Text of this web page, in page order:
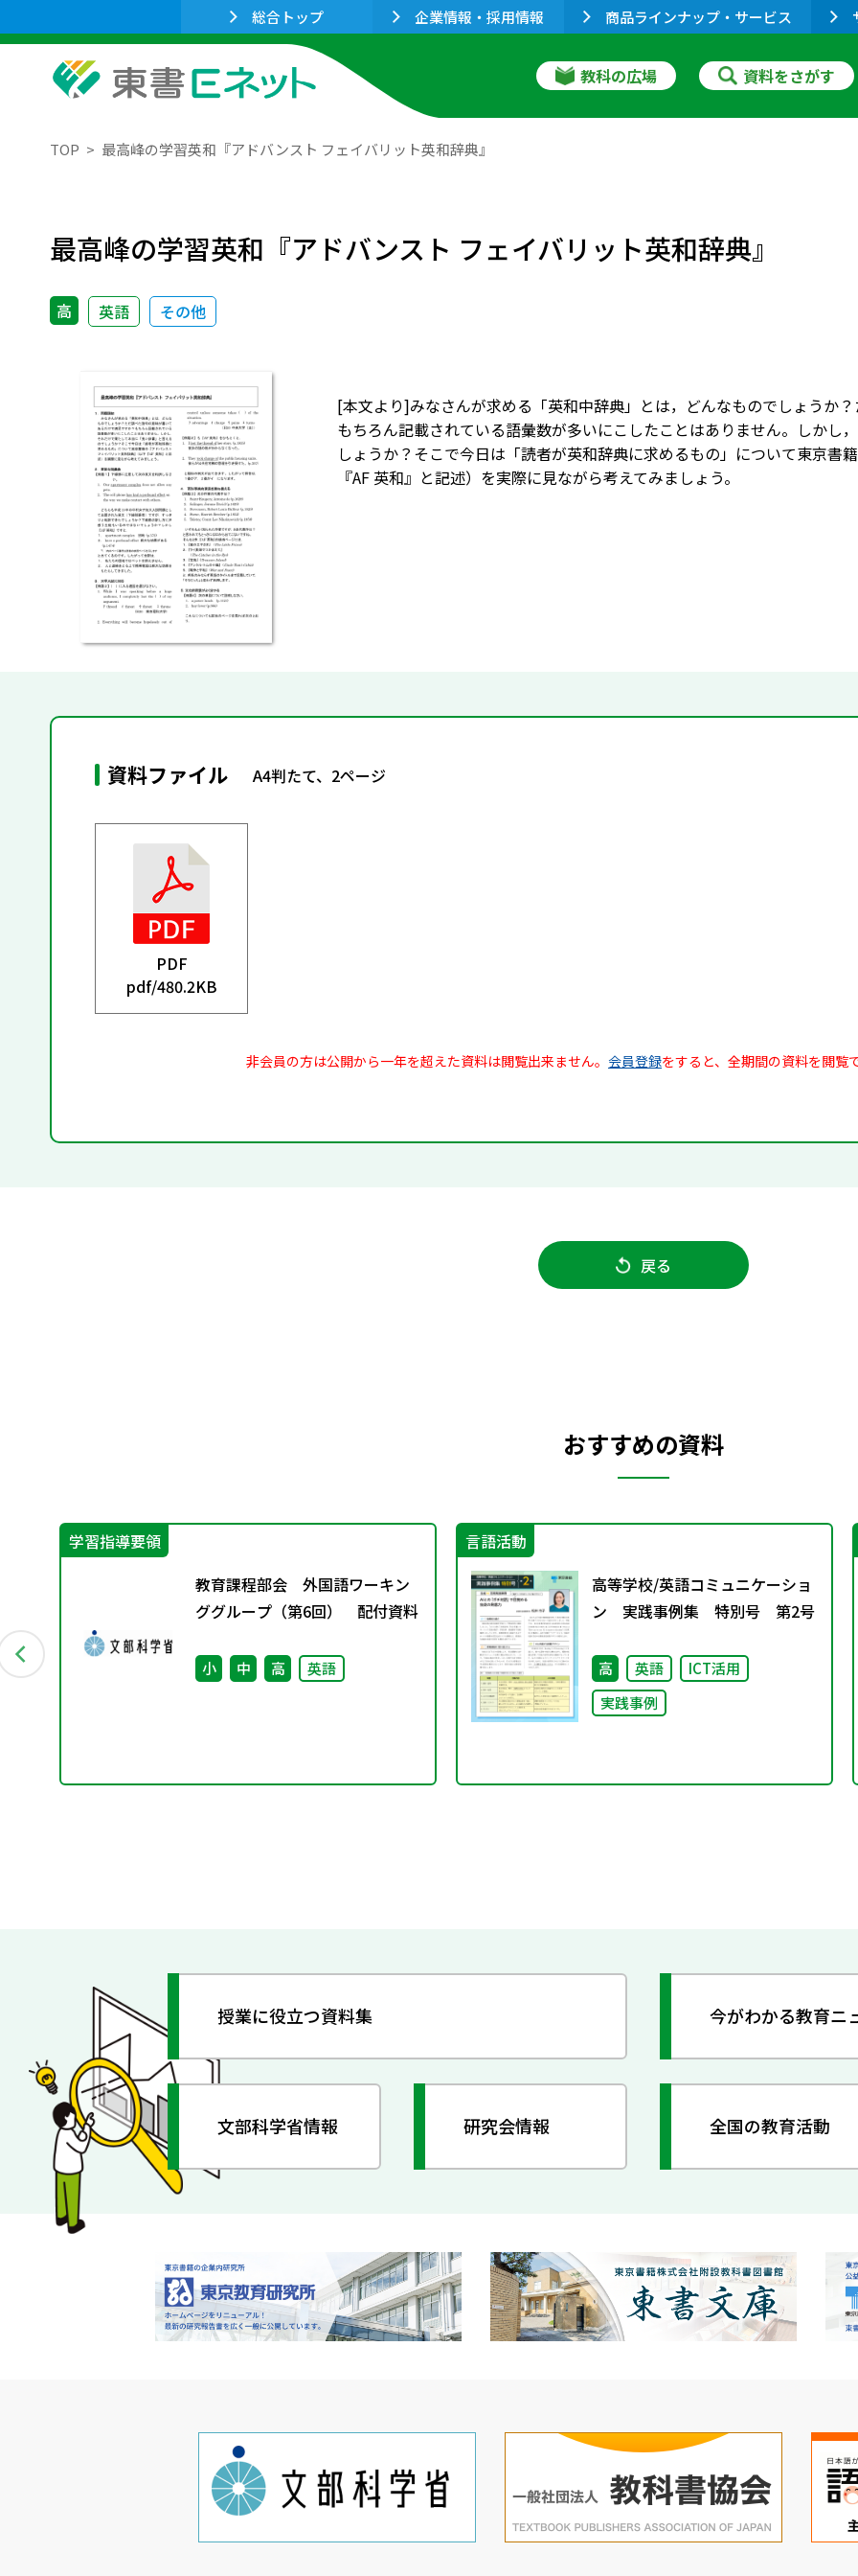
総合トップ 企業情報・採用情報 商品ラインナップ・サービス
教科の広場 資料をさがす
TOP 最高峰の学習英和『アドバンスト フェイバリット英和辞典』
最高峰の学習英和『アドバンスト フェイバリット英和辞典』
高 英語 その他
[本文より]みなさんが求める「英和中辞典」とは，どんなものでしょうか
もちろん記載されている語彙数が多いにこしたことはありません。しかし
しょうか？そこで今日は「読者が英和辞典に求めるもの」について東京書
『AF 英和』と記述）を実際に見ながら考えてみましょう。
資料ファイル A4判たて、2ページ
PDF
pdf/480.2KB
非会員の方は公開から一年を超えた資料は閲覧出来ません。 会員登録をすると、全期間の資料を閲覧
戻る
おすすめの資料
学習指導要領
教育課程部会 外国語ワーキン
ググループ（第6回） 配付資料
小 中 高 英語
言語活動
高等学校/英語コミュニケーショ
ン 実践事例集 特別号 第2号
高 英語
ICT活用
実践事例
授業に役立つ資料集 今がわかる教育ニ
文部科学省情報 研究会情報 全国の教育活動